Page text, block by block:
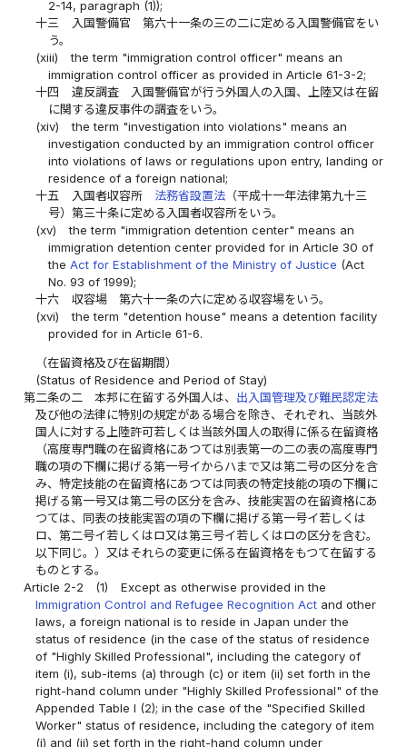
2-14, paragraph (1));
十三
入国警備官 第六十一条の三の二に定める入国警備官をい
う。
(xiii)
the term "immigration control officer" means an
immigration control officer as provided in Article 61-3-2;
十四
違反調査 入国警備官が行う外国人の入国、上陸又は在留
に関する違反事件の調査をいう。
(xiv)
the term "investigation into violations" means an
investigation conducted by an immigration control officer
into violations of laws or regulations upon entry, landing or
residence of a foreign national;
十五
入国者収容所 法務省設置法（平成十一年法律第九十三
号）第三十条に定める入国者収容所をいう。
(xv)
the term "immigration detention center" means an
immigration detention center provided for in Article 30 of
the Act for Establishment of the Ministry of Justice (Act
No. 93 of 1999);
十六
収容場 第六十一条の六に定める収容場をいう。
(xvi)
the term "detention house" means a detention facility
provided for in Article 61-6.
（在留資格及び在留期間）
(Status of Residence and Period of Stay)
第二条の二
本邦に在留する外国人は、 出入国管理及び難民認定法
及び他の法律に特別の規定がある場合を除き、それぞれ、当該外
国人に対する上陸許可若しくは当該外国人の取得に係る在留資格
（高度専門職の在留資格にあつては別表第一の二の表の高度専門
職の項の下欄に掲げる第一号イからハまで又は第二号の区分を含
み、特定技能の在留資格にあつては同表の特定技能の項の下欄に
掲げる第一号又は第二号の区分を含み、技能実習の在留資格にあ
つては、同表の技能実習の項の下欄に掲げる第一号イ若しくは
ロ、第二号イ若しくはロ又は第三号イ若しくはロの区分を含む。
以下同じ。）又はそれらの変更に係る在留資格をもつて在留する
ものとする。
Article 2-2
(1)
Except as otherwise provided in the
Immigration Control and Refugee Recognition Act and other
laws, a foreign national is to reside in Japan under the
status of residence (in the case of the status of residence
of "Highly Skilled Professional", including the category of
item (i), sub-items (a) through (c) or item (ii) set forth in the
right-hand column under "Highly Skilled Professional" of the
Appended Table I (2); in the case of the "Specified Skilled
Worker" status of residence, including the category of item
(i) and (ii) set forth in the right-hand column under